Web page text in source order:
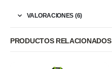
VALORACIONES (6)
PRODUCTOS RELACIONADOS